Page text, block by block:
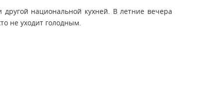
национальной кухней. В летние вечера
не уходит голодным.